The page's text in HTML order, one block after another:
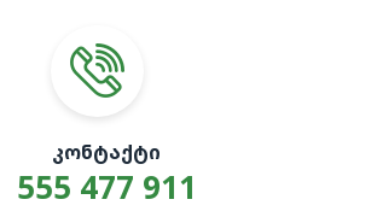
ᲙᲝᲜᲢᲐᲥᲢᲘ
555 477 911